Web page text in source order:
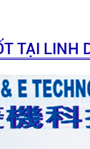
TẠI LINH